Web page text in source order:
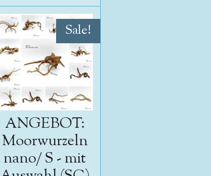
Sale!
ANGEBOT:
Moorwurzeln
nano/ S - mit